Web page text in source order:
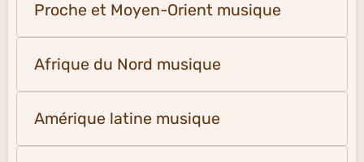
Proche et Moyen-Orient musique
Afrique du Nord musique
Amérique latine musique